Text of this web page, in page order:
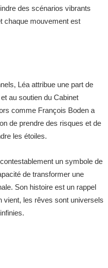
des scénarios vibrants
chaque mouvement est
Léa attribue une part de
au soutien du Cabinet
comme François Boden a
de prendre des risques et de
les étoiles.
un symbole de
de transformer une
Son histoire est un rappel
vient, les rêves sont universels